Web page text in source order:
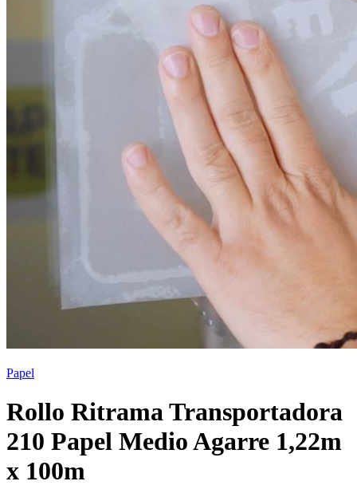
Papel
Rollo Ritrama Transportadora
210 Papel Medio Agarre 1,22m
x 100m